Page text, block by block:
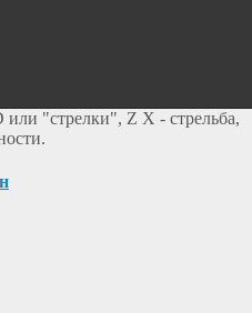
"стрелки", Z X - стрельба,